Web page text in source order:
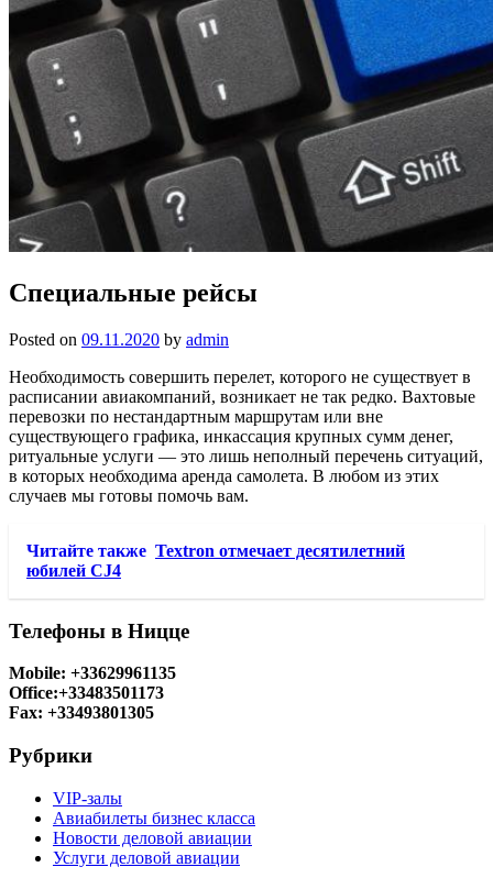
Специальные рейсы
Posted on 09.11.2020 by admin
Необходимость совершить перелет, которого не существует в
расписании авиакомпаний, возникает не так редко. Вахтовые
перевозки по нестандартным маршрутам или вне
существующего графика, инкассация крупных сумм денег,
ритуальные услуги — это лишь неполный перечень ситуаций,
в которых необходима аренда самолета. В любом из этих
случаев мы готовы помочь вам.
Читайте также Textron отмечает десятилетний
юбилей CJ4
Телефоны в Ницце
Mobile: +33629961135
Office:+33483501173
Fax: +33493801305
Рубрики
VIP-залы
Авиабилеты бизнес класса
Новости деловой авиации
Услуги деловой авиации